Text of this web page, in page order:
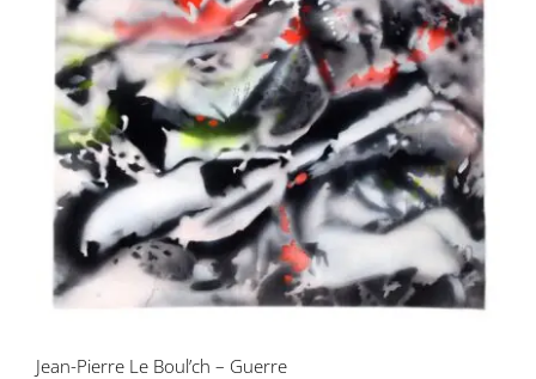
Jean-Pierre Le Boul’ch – Guerre